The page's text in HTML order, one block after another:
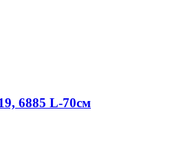
6885 L-70см